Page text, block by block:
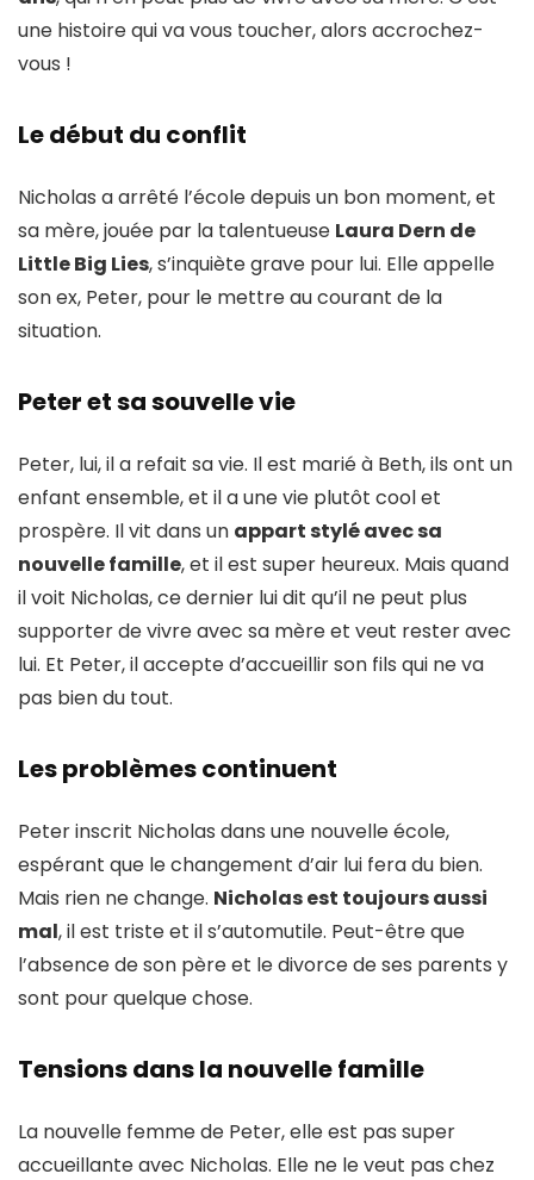
une histoire qui va vous toucher, alors accrochez-
vous !
Le début du conflit
Nicholas a arrêté l’école depuis un bon moment, et
sa mère, jouée par la talentueuse Laura Dern de
Little Big Lies, s’inquiète grave pour lui. Elle appelle
son ex, Peter, pour le mettre au courant de la
situation.
Peter et sa souvelle vie
Peter, lui, il a refait sa vie. Il est marié à Beth, ils ont un
enfant ensemble, et il a une vie plutôt cool et
prospère. Il vit dans un appart stylé avec sa
nouvelle famille, et il est super heureux. Mais quand
il voit Nicholas, ce dernier lui dit qu’il ne peut plus
supporter de vivre avec sa mère et veut rester avec
lui. Et Peter, il accepte d’accueillir son fils qui ne va
pas bien du tout.
Les problèmes continuent
Peter inscrit Nicholas dans une nouvelle école,
espérant que le changement d’air lui fera du bien.
Mais rien ne change. Nicholas est toujours aussi
mal, il est triste et il s’automutile. Peut-être que
l’absence de son père et le divorce de ses parents y
sont pour quelque chose.
Tensions dans la nouvelle famille
La nouvelle femme de Peter, elle est pas super
accueillante avec Nicholas. Elle ne le veut pas chez